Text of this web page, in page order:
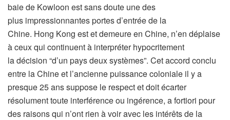
baie de Kowloon est sans doute une des
plus impressionnantes portes d’entrée de la
Chine. Hong Kong est et demeure en Chine, n’en déplaise
à ceux qui continuent à interpréter hypocritement
la décision “d’un pays deux systèmes”. Cet accord conclu
entre la Chine et l’ancienne puissance coloniale il y a
presque 25 ans suppose le respect et doit écarter
résolument toute interférence ou ingérence, a fortiori pour
des raisons qui n’ont rien à voir avec les intérêts de la